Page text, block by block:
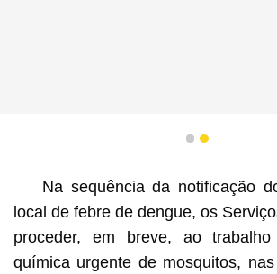
1 2
Na sequência da notificação
local de febre de dengue, os
proceder, em breve, ao
química urgente de mosquitos,